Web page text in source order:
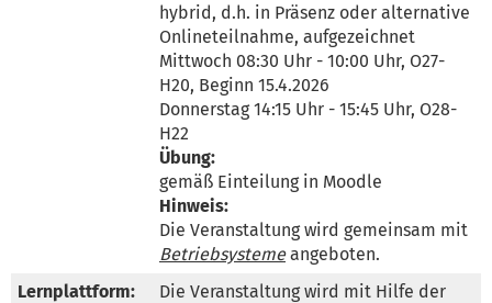
hybrid, d.h. in Präsenz oder alternative
Onlineteilnahme, aufgezeichnet
Mittwoch 08:30 Uhr - 10:00 Uhr, O27-
H20, Beginn 15.4.2026
Donnerstag 14:15 Uhr - 15:45 Uhr, O28-
Übung:
Hinweis:
Betriebsysteme angeboten.
Lernplattform:
Die Veranstaltung wird mit Hilfe der